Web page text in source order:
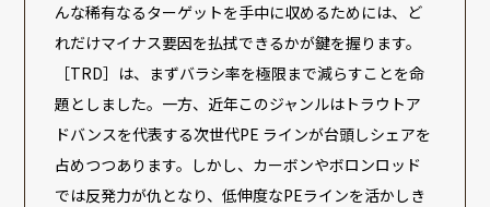
んな稀有なるターゲットを手中に収めるためには、ど
れだけマイナス要因を払拭できるかが鍵を握ります。
［TRD］は、まずバラシ率を極限まで減らすことを命
題としました。一方、近年このジャンルはトラウトア
ドバンスを代表する次世代PE ラインが台頭しシェアを
占めつつあります。しかし、カーボンやボロンロッド
では反発力が仇となり、低伸度なPEラインを活かしき